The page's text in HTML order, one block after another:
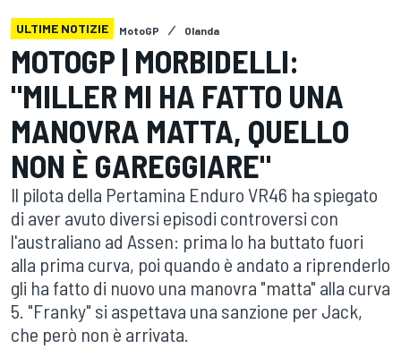
ULTIME NOTIZIE MotoGP Olanda
MOTOGP | MORBIDELLI:
"MILLER MI HA FATTO UNA
MANOVRA MATTA, QUELLO
NON È GAREGGIARE"
Il pilota della Pertamina Enduro VR46 ha spiegato
di aver avuto diversi episodi controversi con
l'australiano ad Assen: prima lo ha buttato fuori
alla prima curva, poi quando è andato a riprenderlo
gli ha fatto di nuovo una manovra "matta" alla curva
5. "Franky" si aspettava una sanzione per Jack,
che però non è arrivata.